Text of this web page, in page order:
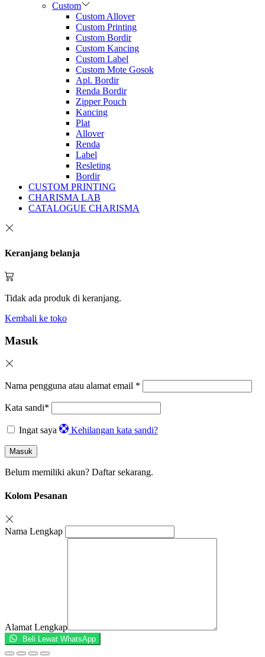
Custom
Custom Allover
Custom Printing
Custom Bordir
Custom Kancing
Custom Label
Custom Mote Gosok
Apl. Bordir
Renda Bordir
Zipper Pouch
Kancing
Plat
Allover
Renda
Label
Resleting
Bordir
CUSTOM PRINTING
CHARISMA LAB
CATALOGUE CHARISMA
Keranjang belanja
Tidak ada produk di keranjang.
Kembali ke toko
Masuk
Nama pengguna atau alamat email *
Kata sandi*
Ingat saya Kehilangan kata sandi?
Masuk
Belum memiliki akun? Daftar sekarang.
Kolom Pesanan
Nama Lengkap
Alamat Lengkap
Beli Lewat WhatsApp